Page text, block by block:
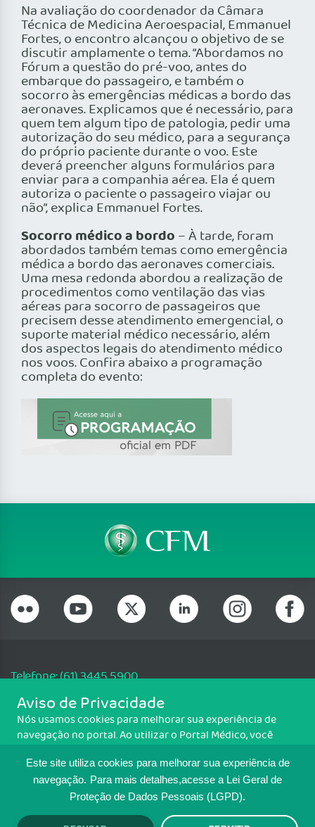
Este site utiliza cookies para melhorar sua experiência de
navegação. Para mais detalhes,acesse a Lei Geral de
Proteção de Dados Pessoais (LGPD).
Na avaliação do coordenador da Câmara
Técnica de Medicina Aeroespacial, Emmanuel
Fortes, o encontro alcançou o objetivo de se
discutir amplamente o tema. “Abordamos no
Fórum a questão do pré-voo, antes do
embarque do passageiro, e também o
socorro às emergências médicas a bordo das
aeronaves. Explicamos que é necessário, para
quem tem algum tipo de patologia, pedir uma
autorização do seu médico, para a segurança
do próprio paciente durante o voo. Este
deverá preencher alguns formulários para
enviar para a companhia aérea. Ela é quem
autoriza o paciente o passageiro viajar ou
não”, explica Emmanuel Fortes.
Socorro médico a bordo – À tarde, foram
abordados também temas como emergência
médica a bordo das aeronaves comerciais.
Uma mesa redonda abordou a realização de
procedimentos como ventilação das vias
aéreas para socorro de passageiros que
precisem desse atendimento emergencial, o
suporte material médico necessário, além
dos aspectos legais do atendimento médico
nos voos. Confira abaixo a programação
completa do evento:
Telefone: (61) 3445 5900
Email: cfm@portalmedico.org.br
SGAS 616, Conjunto D, Lote 115, L2 Sul, Brasília/DF - CEP: 70200-760 -
CNPJ: 33.583.550/0001-30
MAPA DO SITE
TRANSPARÊNCIA E PRESTAÇÃO DE
Aviso de Privacidade
Nós usamos cookies para melhorar sua experiência de
navegação no portal. Ao utilizar o Portal Médico, você
Para ter mais informações sobre como isso é feito, acesse
Política de cookies. Se você concorda, clique em ACEITO.